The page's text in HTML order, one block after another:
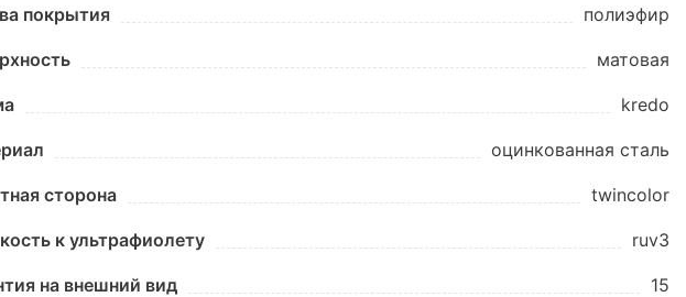
покрытия полиэфир
матовая
kredo
оцинкованная сталь
сторона twincolor
к ультрафиолету ruv3
на внешний вид 15